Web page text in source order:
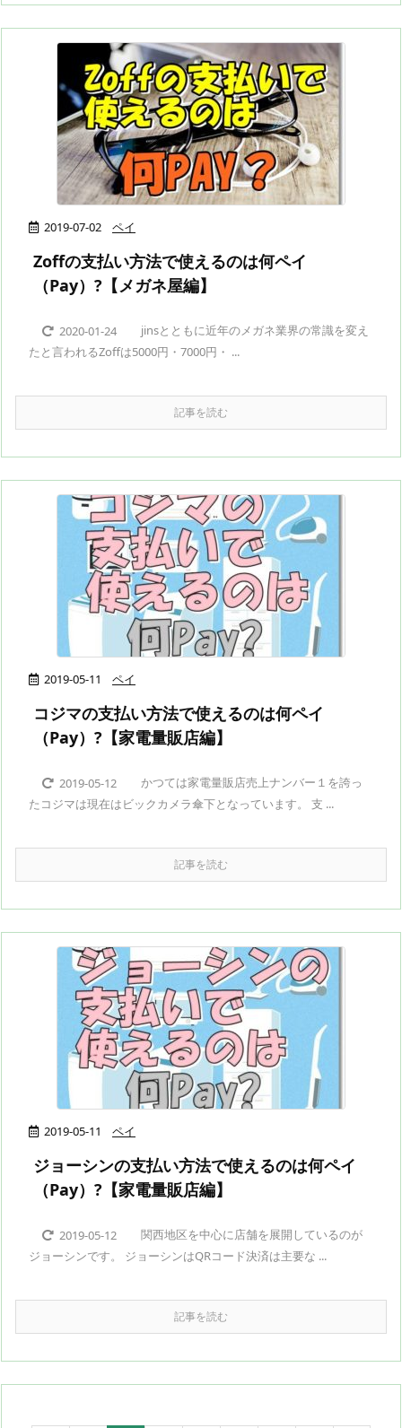
2019-07-02 ペイ
Zoffの支払い方法で使えるのは何ペイ
（Pay）?【メガネ屋編】
2020-01-24
jinsとともに近年のメガネ業界の常識を変え
たと言われるZoffは5000円・7000円・ ...
記事を読む
2019-05-11 ペイ
コジマの支払い方法で使えるのは何ペイ
（Pay）?【家電量販店編】
2019-05-12
かつては家電量販店売上ナンバー１を誇っ
たコジマは現在はビックカメラ傘下となっています。 支 ...
記事を読む
2019-05-11 ペイ
ジョーシンの支払い方法で使えるのは何ペイ
（Pay）?【家電量販店編】
2019-05-12
関西地区を中心に店舗を展開しているのが
ジョーシンです。 ジョーシンはQRコード決済は主要な ...
記事を読む